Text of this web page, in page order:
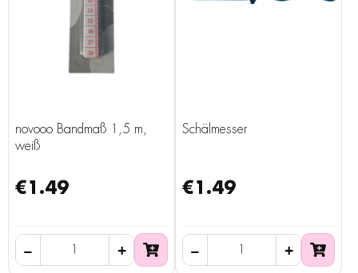
novooo Bandmaß 1,5 m,
weiß
€1.49
Schälmesser
€1.49